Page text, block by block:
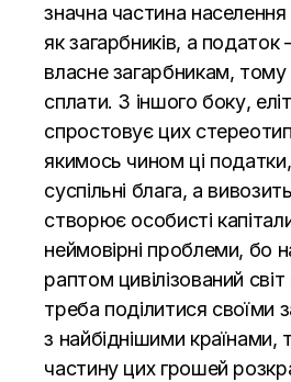
значна частина
як загарбників, а
власне загарбникам, тому
сплати. З іншого боку,
спростовує цих
якимось чином ці податки,
суспільні блага, а
створює особисті
неймовірні проблеми, бо
раптом цивілізований
треба поділитися
з найбіднішими країнами,
частину цих грошей